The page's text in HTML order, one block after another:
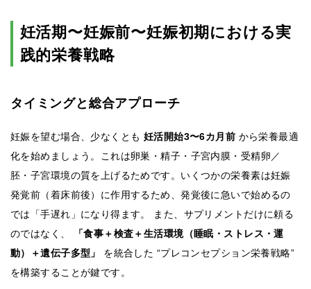
妊活期〜妊娠前〜妊娠初期における実
践的栄養戦略
タイミングと総合アプローチ
妊娠を望む場合、少なくとも 妊活開始3〜6カ月前 から栄養最適
化を始めましょう。これは卵巣・精子・子宮内膜・受精卵／
胚・子宮環境の質を上げるためです。いくつかの栄養素は妊娠
発覚前（着床前後）に作用するため、発覚後に急いで始めるの
では「手遅れ」になり得ます。 また、サプリメントだけに頼る
のではなく、
「食事＋検査＋生活環境（睡眠・ストレス・運
動）＋遺伝子多型」
を統合した “プレコンセプション栄養戦略”
を構築することが鍵です。